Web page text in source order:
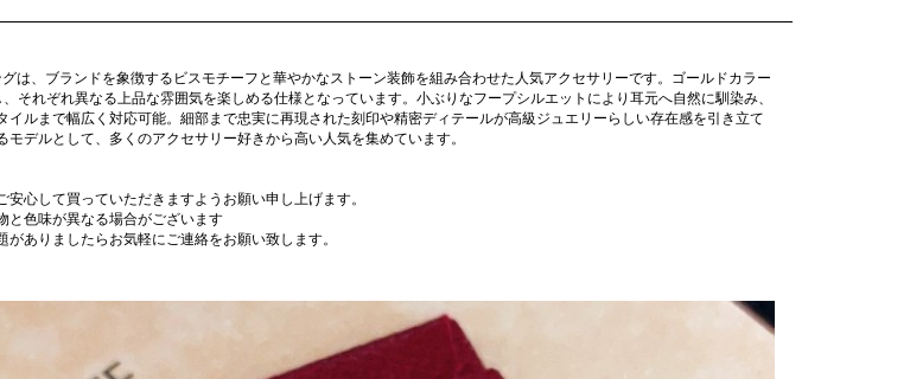
は、ブランドを象徴するビスモチーフと華やかなストーン装飾を組み合わせた人気アクセサリーです。ゴールドカラー
それぞれ異なる上品な雰囲気を楽しめる仕様となっています。小ぶりなフープシルエットにより耳元へ自然に馴染み、
イルまで幅広く対応可能。細部まで忠実に再現された刻印や精密ディテールが高級ジュエリーらしい存在感を引き立て
デルとして、多くのアクセサリー好きから高い人気を集めています。
心して買っていただきますようお願い申し上げます。
色味が異なる場合がございます
ありましたらお気軽にご連絡をお願い致します。